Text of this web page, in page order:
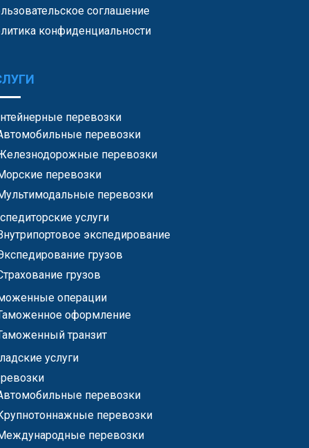
соглашение
конфиденциальности
перевозки
перевозки
перевозки
перевозки
перевозки
услуги
экспедирование
грузов
грузов
операции
оформление
транзит
услуги
перевозки
перевозки
перевозки